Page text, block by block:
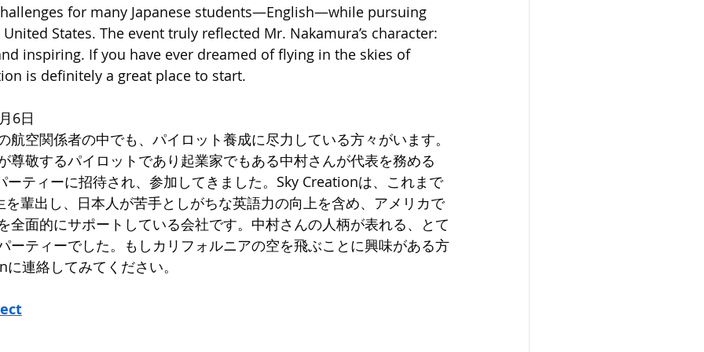
for many Japanese students—English—while pursuing
States. The event truly reflected Mr. Nakamura’s character:
inspiring. If you have ever dreamed of flying in the skies of
is definitely a great place to start.
6日
航空関係者の中でも、パイロット養成に尽力している方々がいます。
尊敬するパイロットであり起業家でもある中村さんが代表を務める
ーティーに招待され、参加してきました。Sky Creationは、これまで
輩出し、日本人が苦手としがちな英語力の向上を含め、アメリカで
全面的にサポートしている会社です。中村さんの人柄が表れる、とて
ーティーでした。もしカリフォルニアの空を飛ぶことに興味がある方
連絡してみてください。